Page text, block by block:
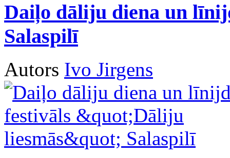
Daiļo dāliju diena un
Salaspilī
Autors Ivo Jirgens